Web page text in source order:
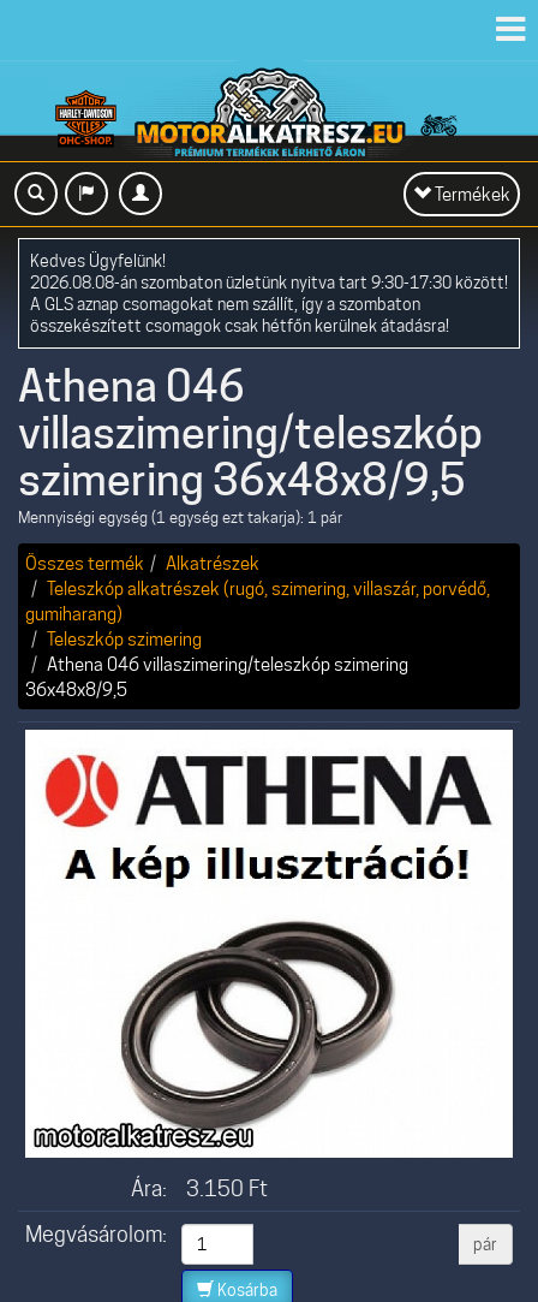
Toggle
navigation
Termékek
Kedves Ügyfelünk!
2026.08.08-án szombaton üzletünk nyitva tart 9:30-17:30 között!
A GLS aznap csomagokat nem szállít, így a szombaton
összekészített csomagok csak hétfőn kerülnek átadásra!
Athena 046
villaszimering/teleszkóp
szimering 36x48x8/9,5
Mennyiségi egység (1 egység ezt takarja): 1 pár
Összes termék
Alkatrészek
Teleszkóp alkatrészek (rugó, szimering, villaszár, porvédő,
gumiharang)
Teleszkóp szimering
Athena 046 villaszimering/teleszkóp szimering
36x48x8/9,5
Ára: 3.150 Ft
Megvásárolom:
pár
Kosárba